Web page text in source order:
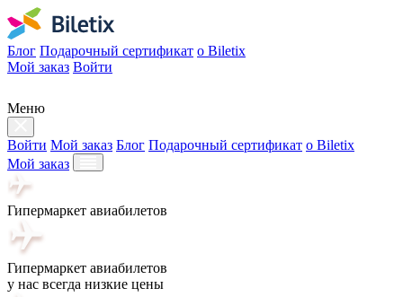
Блог Подарочный сертификат о Biletix
Мой заказ Войти
Меню
Войти Мой заказ Блог Подарочный сертификат о Biletix
Мой заказ
Гипермаркет авиабилетов
Гипермаркет авиабилетов
у нас всегда низкие цены